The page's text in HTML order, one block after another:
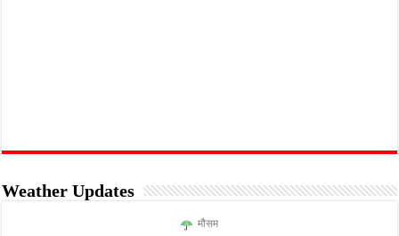
Weather Updates
मौसम